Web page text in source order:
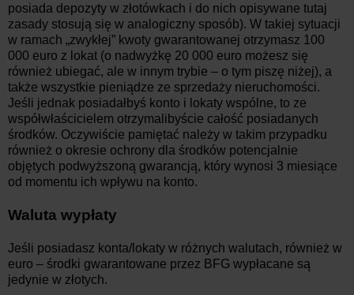
posiada depozyty w złotówkach i do nich opisywane tutaj
zasady stosują się w analogiczny sposób). W takiej sytuacji
w ramach „zwykłej” kwoty gwarantowanej otrzymasz 100
000 euro z lokat (o nadwyżkę 20 000 euro możesz się
również ubiegać, ale w innym trybie – o tym piszę niżej), a
także wszystkie pieniądze ze sprzedaży nieruchomości.
Jeśli jednak posiadałbyś konto i lokaty wspólne, to ze
współwłaścicielem otrzymalibyście całość posiadanych
środków. Oczywiście pamiętać należy w takim przypadku
również o okresie ochrony dla środków potencjalnie
objętych podwyższoną gwarancją, który wynosi 3 miesiące
od momentu ich wpływu na konto.
Waluta wypłaty
Jeśli posiadasz konta/lokaty w różnych walutach, również w
euro – środki gwarantowane przez BFG wypłacane są
jedynie w złotych.